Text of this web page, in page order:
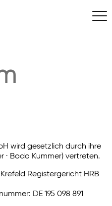
wird gesetzlich durch ihre
· Bodo Kummer) vertreten.
Registergericht HRB
DE 195 098 891